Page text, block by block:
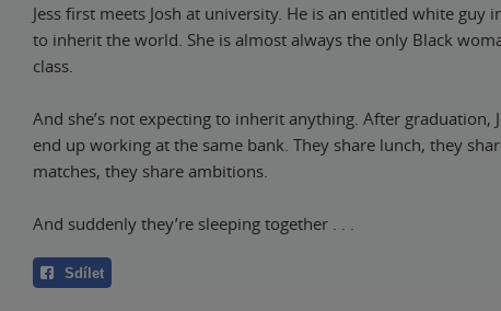
Jess first meets Josh at university. He is an entitled white guy
to inherit the world. She is almost always the only Black
class.
And she’s not expecting to inherit anything. After graduation,
end up working at the same bank. They share lunch, they
matches, they share ambitions.
And suddenly they’re sleeping together . . .
Sdílet